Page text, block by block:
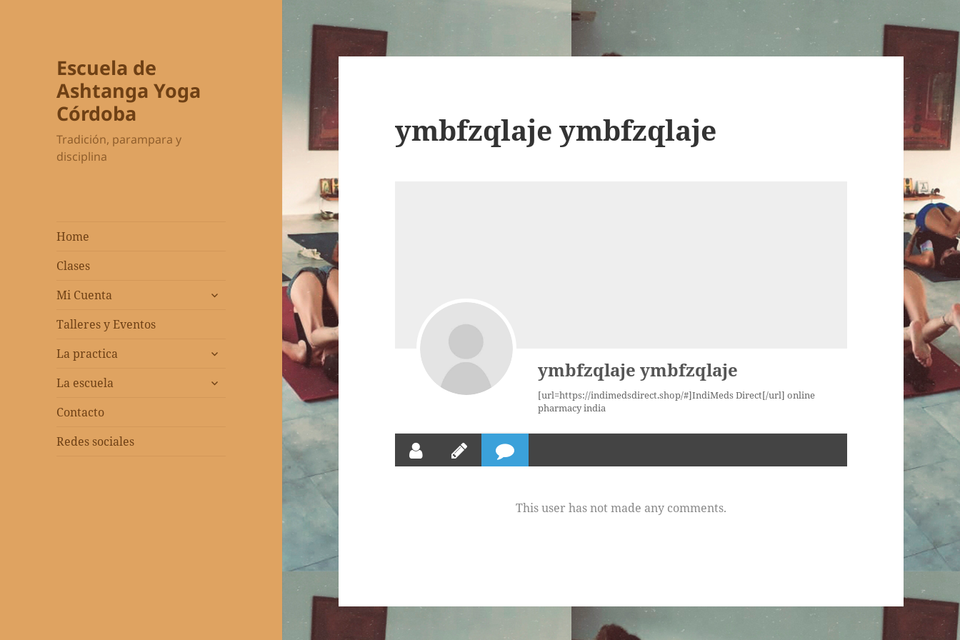
Escuela de
Ashtanga Yoga
Córdoba
Tradición, parampara y
disciplina
Home
Clases
Mi Cuenta
expandir
Talleres y Eventos
La practica
expandir
menú
La escuela
expandir
Contacto
Redes sociales
ymbfzqlaje ymbfzqlaje
ymbfzqlaje ymbfzqlaje
[url=https://indimedsdirect.shop/#]IndiMeds Direct[/url] online
pharmacy india
This user has not made any comments.